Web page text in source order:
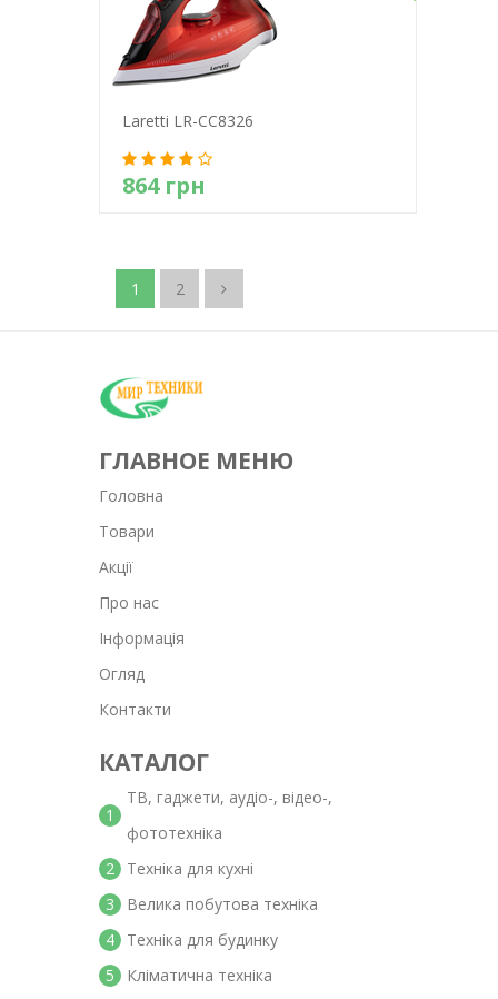
Laretti LR-CC8326
864 грн
1 2
ГЛАВНОЕ МЕНЮ
Головна
Товари
Акції
Про нас
Інформація
Огляд
Контакти
КАТАЛОГ
ТВ, гаджети, аудіо-, відео-,
фототехніка
1
Техніка для кухні
2
Велика побутова техніка
3
Техніка для будинку
4
Кліматична техніка
5